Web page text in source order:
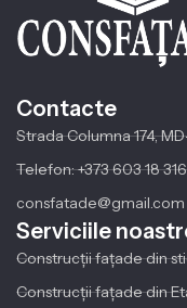
Contacte
Strada Columna 174,
Telefon: +373 603 18 316
consfatade@gmail.com
Serviciile
Construcții fațade din
Construcții fațade din